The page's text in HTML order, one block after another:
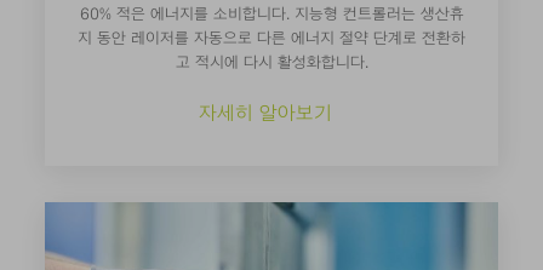
60% 적은 에너지를 소비합니다. 지능형 컨트롤러는 생산휴
지 동안 레이저를 자동으로 다른 에너지 절약 단계로 전환하
고 적시에 다시 활성화합니다.
자세히 알아보기